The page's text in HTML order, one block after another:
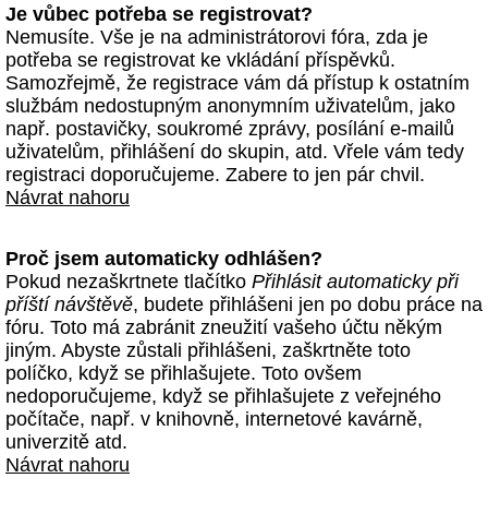
Je vůbec potřeba se registrovat?
Nemusíte. Vše je na administrátorovi fóra, zda je
potřeba se registrovat ke vkládání příspěvků.
Samozřejmě, že registrace vám dá přístup k ostatním
službám nedostupným anonymním uživatelům, jako
např. postavičky, soukromé zprávy, posílání e-mailů
uživatelům, přihlášení do skupin, atd. Vřele vám tedy
registraci doporučujeme. Zabere to jen pár chvil.
Návrat nahoru
Proč jsem automaticky odhlášen?
Pokud nezaškrtnete tlačítko Přihlásit automaticky při
příští návštěvě, budete přihlášeni jen po dobu práce na
fóru. Toto má zabránit zneužití vašeho účtu někým
jiným. Abyste zůstali přihlášeni, zaškrtněte toto
políčko, když se přihlašujete. Toto ovšem
nedoporučujeme, když se přihlašujete z veřejného
počítače, např. v knihovně, internetové kavárně,
univerzitě atd.
Návrat nahoru